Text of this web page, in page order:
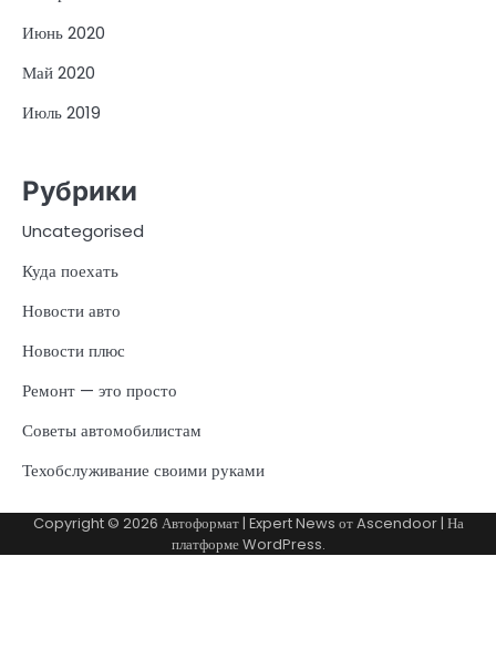
Июнь 2020
Май 2020
Июль 2019
Рубрики
Uncategorised
Куда поехать
Новости авто
Новости плюс
Ремонт — это просто
Советы автомобилистам
Техобслуживание своими руками
Copyright © 2026 Автоформат| Expert News отAscendoor| На
платформеWordPress.